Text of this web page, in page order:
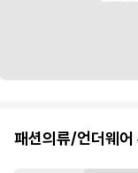
패션의류/언더웨어